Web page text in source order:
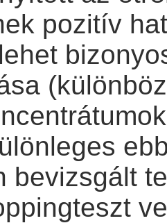
pozitív
bevizsgált